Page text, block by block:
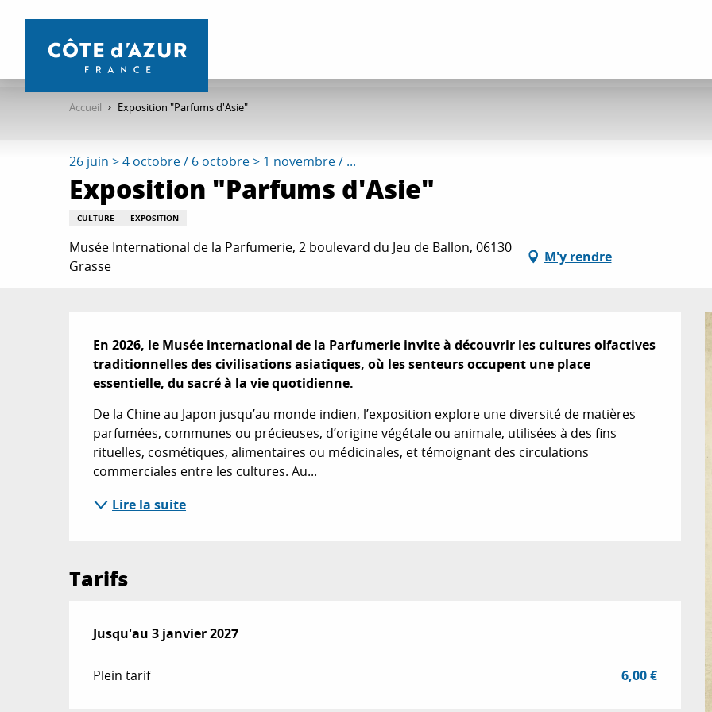
contenu
Accueil Exposition "Parfums d'Asie"
26 juin > 4 octobre / 6 octobre > 1 novembre / ...
Exposition "Parfums d'Asie"
CULTURE EXPOSITION
Musée International de la Parfumerie, 2 boulevard du Jeu de Ballon, 06130
Grasse
M'y rendre
Description
En 2026, le Musée international de la Parfumerie invite à découvrir les cultures olfactives
traditionnelles des civilisations asiatiques, où les senteurs occupent une place
essentielle, du sacré à la vie quotidienne.
De la Chine au Japon jusqu’au monde indien, l’exposition explore une diversité de matières
parfumées, communes ou précieuses, d’origine végétale ou animale, utilisées à des fins
rituelles, cosmétiques, alimentaires ou médicinales, et témoignant des circulations
commerciales entre les cultures. Au...
Lire la suite
Tarifs
Du26 juin 2026au3 janvier 2027
Jusqu'au 3 janvier 2027
Plein tarif 6,00 €